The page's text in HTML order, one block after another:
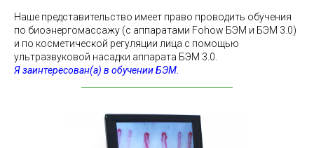
Наше представительство имеет право проводить обучения
по биоэнергомассажу (с аппаратами Fohow БЭМ и БЭМ 3.0)
и по косметической регуляции лица с помощью
ультразвуковой насадки аппарата БЭМ 3.0.
Я заинтересован(а) в обучении БЭМ.